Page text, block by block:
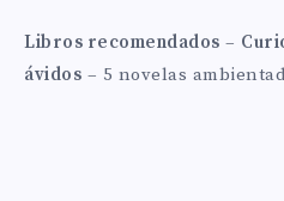
Libros recomendados –
ávidos – 5 novelas